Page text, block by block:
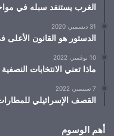
الغرب يستنفد سبله في
31 ديسمبر، 2020
الدستور هو القانون
10 نوفمبر، 2022
ماذا تعني الانتخابات النصفية لعام ٢٠٢٢
7 سبتمبر، 2022
القصف الإسرائيلي
أهم الوسوم